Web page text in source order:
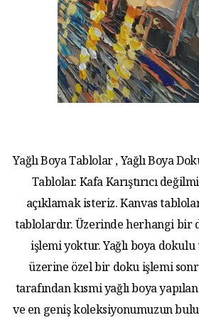
Yağlı Boya Tablolar , Yağlı Boya
Tablolar. Kafa Karıştırıcı
açıklamak isteriz. Kanvas
tablolardır. Üzerinde herhangi bir
işlemi yoktur. Yağlı boya dokulu
üzerine özel bir doku işlemi
tarafından kısmi yağlı boya
ve en geniş koleksiyonumuzun